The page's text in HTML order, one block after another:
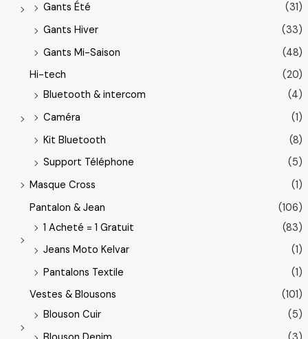
Gants Été
(31)
Gants Hiver
(33)
Gants Mi-Saison
(48)
Hi-tech
(20)
Bluetooth & intercom
(4)
Caméra
(1)
Kit Bluetooth
(8)
Support Téléphone
(5)
Masque Cross
(1)
Pantalon & Jean
(106)
1 Acheté = 1 Gratuit
(83)
Jeans Moto Kelvar
(1)
Pantalons Textile
(1)
Vestes & Blousons
(101)
Blouson Cuir
(5)